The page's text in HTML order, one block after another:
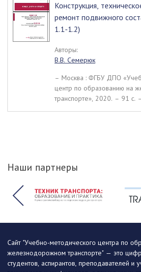
Конструкция,
ремонт подвижного
1.1-1.2)
Авторы:
В.В. Семерюк
– Москва : ФГБУ ДПО
центр по образованию на
транспорте», 2020. – 91 c.
Наши партнеры
Сайт "Учебно-методического центра по
железнодорожном транспорте" — это
студентов, аспирантов, преподавателей и